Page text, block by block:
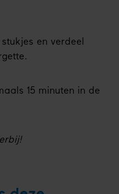
en verdeel
15 minuten in de